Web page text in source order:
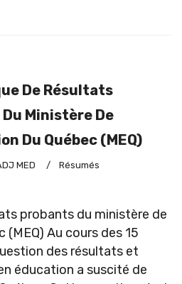
De Résultats
Ministère De
Du Québec (MEQ)
MED / Résumés
probants du ministère de
(MEQ) Au cours des 15
des résultats et
éducation a suscité de